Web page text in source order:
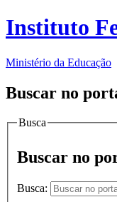
Instituto
Ministério da Educação
Buscar no
Busca
Buscar no
Busca: